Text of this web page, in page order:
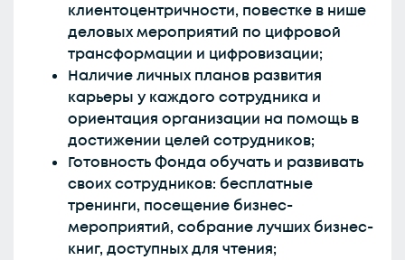
клиентоцентричности, повестке в нише
деловых мероприятий по цифровой
трансформации и цифровизации;
Наличие личных планов развития
карьеры у каждого сотрудника и
ориентация организации на помощь в
достижении целей сотрудников;
Готовность Фонда обучать и развивать
своих сотрудников: бесплатные
тренинги, посещение бизнес-
мероприятий, собрание лучших бизнес-
книг, доступных для чтения;